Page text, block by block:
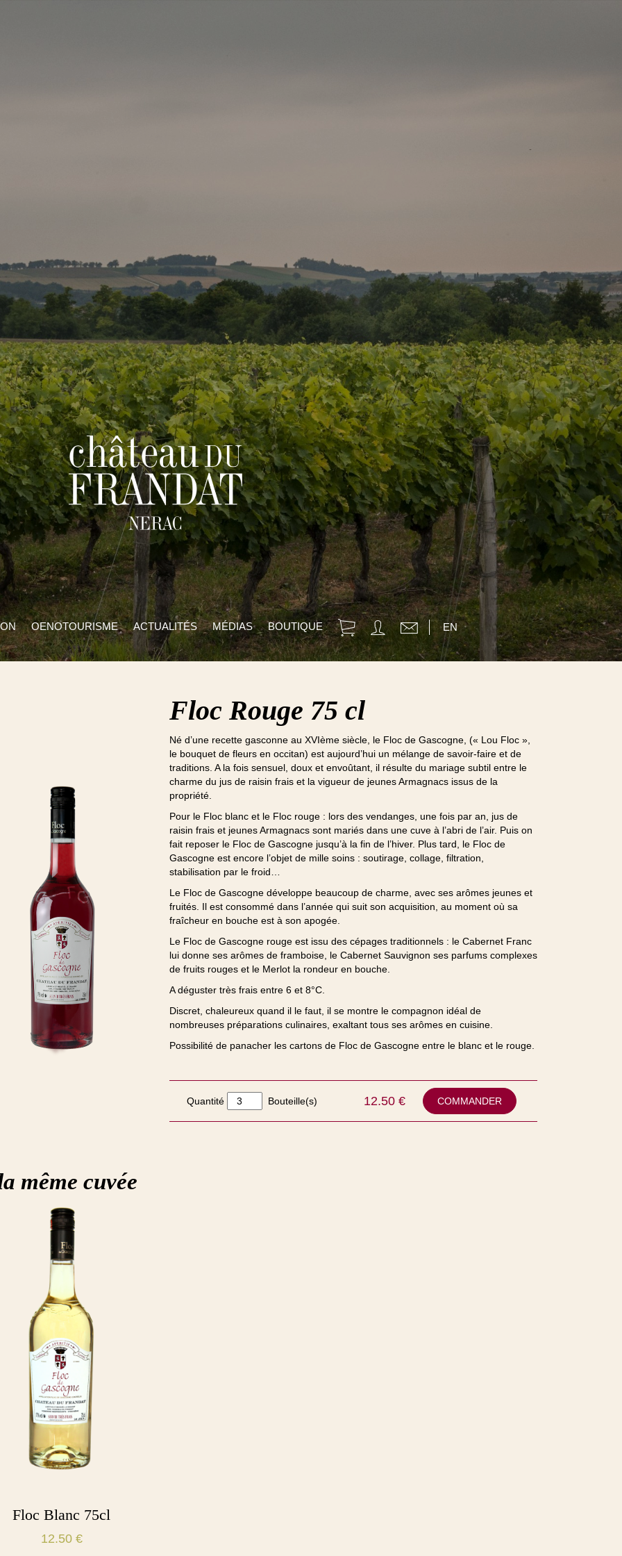
OENOTOURISME ACTUALITÉS MÉDIAS BOUTIQUE EN
Floc Rouge 75 cl
Né d’une recette gasconne au XVIème siècle, le Floc de Gascogne, (« Lou Floc »,
le bouquet de fleurs en occitan) est aujourd’hui un mélange de savoir-faire et de
traditions. A la fois sensuel, doux et envoûtant, il résulte du mariage subtil entre le
charme du jus de raisin frais et la vigueur de jeunes Armagnacs issus de la
propriété.
Pour le Floc blanc et le Floc rouge : lors des vendanges, une fois par an, jus de
raisin frais et jeunes Armagnacs sont mariés dans une cuve à l’abri de l’air. Puis on
fait reposer le Floc de Gascogne jusqu’à la fin de l’hiver. Plus tard, le Floc de
Gascogne est encore l’objet de mille soins : soutirage, collage, filtration,
stabilisation par le froid…
Le Floc de Gascogne développe beaucoup de charme, avec ses arômes jeunes et
fruités. Il est consommé dans l’année qui suit son acquisition, au moment où sa
fraîcheur en bouche est à son apogée.
Le Floc de Gascogne rouge est issu des cépages traditionnels : le Cabernet Franc
lui donne ses arômes de framboise, le Cabernet Sauvignon ses parfums complexes
de fruits rouges et le Merlot la rondeur en bouche.
A déguster très frais entre 6 et 8°C.
Discret, chaleureux quand il le faut, il se montre le compagnon idéal de
nombreuses préparations culinaires, exaltant tous ses arômes en cuisine.
Possibilité de panacher les cartons de Floc de Gascogne entre le blanc et le rouge.
Quantité Bouteille(s) 12.50 € COMMANDER
même cuvée
Floc Blanc 75cl
12.50 €